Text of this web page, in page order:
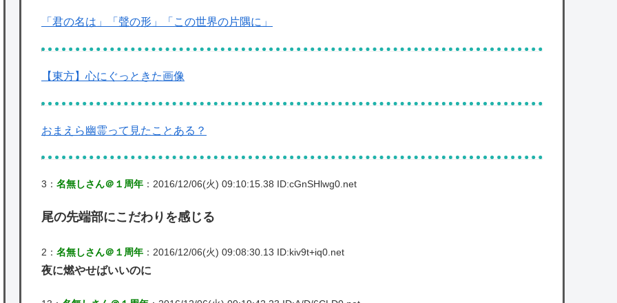
「君の名は」「聲の形」「この世界の片隅に」
【東方】心にぐっときた画像
おまえら幽霊って見たことある？
3： 名無しさん＠１周年 ：2016/12/06(火) 09:10:15.38 ID:cGnSHlwg0.net
尾の先端部にこだわりを感じる
2： 名無しさん＠１周年 ：2016/12/06(火) 09:08:30.13 ID:kiv9t+iq0.net
夜に燃やせばいいのに